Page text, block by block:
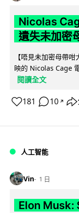
Nicolas
遺失未加密
【唔見未加密母帶
映的 Nicolas Cage
閱讀全文
181 10 ↗
人工智能
Vin 1 日
Elon Musk: